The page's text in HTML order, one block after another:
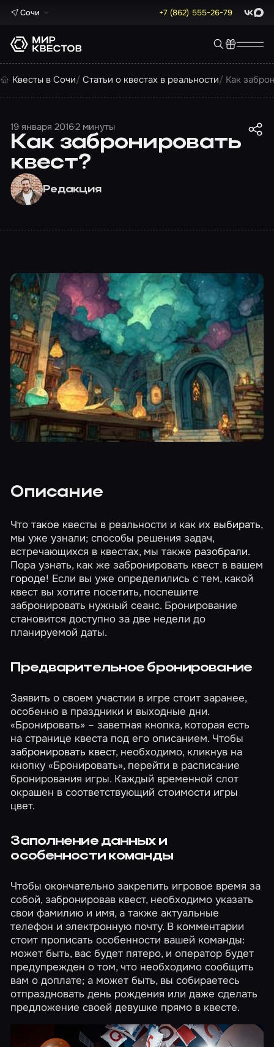
Сочи +7 (862) 555-26-79 Max
Квесты в Сочи Статьи о квестах в реальности Как
19 января 20162 минуты
Как забронировать
квест?
Редакция
Описание
Чтотакое квесты в реальности и как их выбирать,
мы уже узнали; способы решения задач,
встречающихся в квестах, мы также разобрали.
Пора узнать, как же забронировать квест в вашем
городе! Если вы уже определились с тем, какой
квест вы хотите посетить, поспешите
забронировать нужный сеанс. Бронирование
становится доступно за две недели до
планируемой даты.
Предварительное бронирование
Заявить о своем участии в игре стоит заранее,
особенно в праздники и выходные дни.
«Бронировать» – заветная кнопка, которая есть
на странице квеста под его описанием. Чтобы
забронировать квест, необходимо, кликнув на
кнопку «Бронировать», перейти в расписание
бронирования игры. Каждый временной слот
окрашен в соответствующий стоимости игры
цвет.
Заполнение данных и
особенности команды
Чтобы окончательно закрепить игровое время за
собой, забронировав квест, необходимо указать
свои фамилию и имя, а также актуальные
телефон и электронную почту. В комментарии
стоит прописать особенности вашей команды:
может быть, вас будет пятеро, и оператор будет
предупрежден о том, что необходимо сообщить
вам о доплате; а может быть, вы собираетесь
отпраздновать день рождения или даже сделать
предложение своей девушке прямо в квесте.